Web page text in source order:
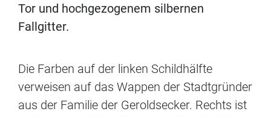
Tor und hochgezogenem silbernen
Fallgitter.
Die Farben auf der linken Schildhälfte
verweisen auf das Wappen der Stadtgründer
aus der Familie der Geroldsecker. Rechts ist